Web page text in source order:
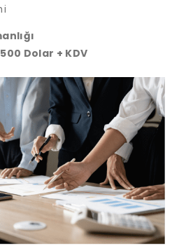
Dolar + KDV